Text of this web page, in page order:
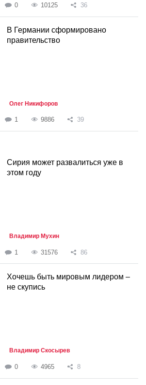
0 10125 36
В Германии сформировано
правительство
Олег Никифоров
1 9886 39
Сирия может развалиться уже в
этом году
Владимир Мухин
1 31576 86
Хочешь быть мировым лидером –
не скупись
Владимир Скосырев
0 4965 8